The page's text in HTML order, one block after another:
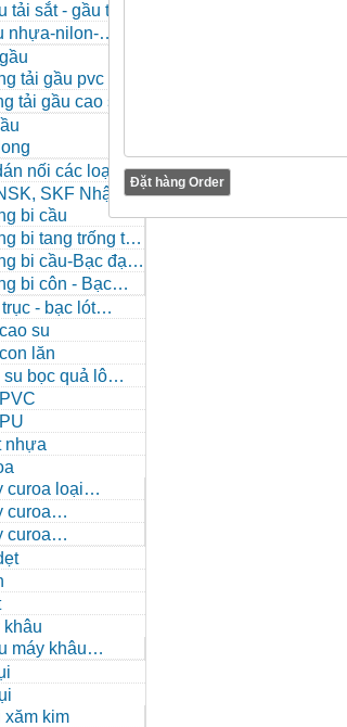
tải sắt - gầu tải
nhựa-nilon-
tải gầu pvc
tải gầu cao su
nối các loại
SKF Nhật
bi cầu
bi tang trống tự
bi cầu-Bạc đạn
bi côn - Bạc
côn - bạc lót
su
lăn
bọc quả lô
nhựa
curoa loại
curoa
curoa
máy khâu
xăm kim